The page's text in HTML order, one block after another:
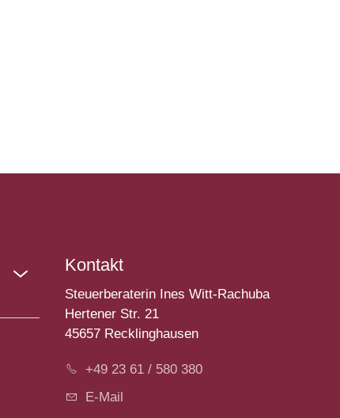
Kontakt
Steuerberaterin Ines Witt-Rachuba
Hertener Str. 21
45657 Recklinghausen
+49 23 61 / 580 380
E-Mail